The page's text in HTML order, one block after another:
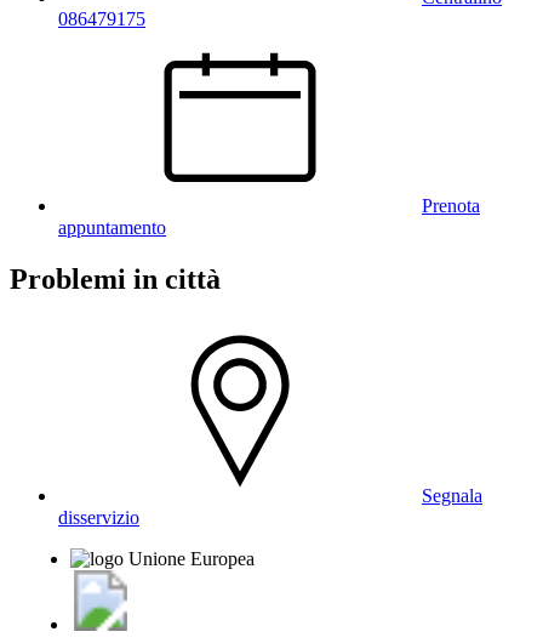
086479175
Prenota
appuntamento
Problemi in città
Segnala
disservizio